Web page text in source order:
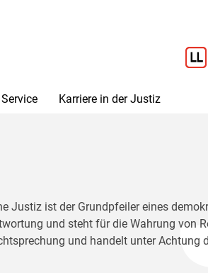
Service Karriere in der Justiz
Justiz ist der Grundpfeiler eines
und steht für die Wahrung von
und handelt unter Achtung